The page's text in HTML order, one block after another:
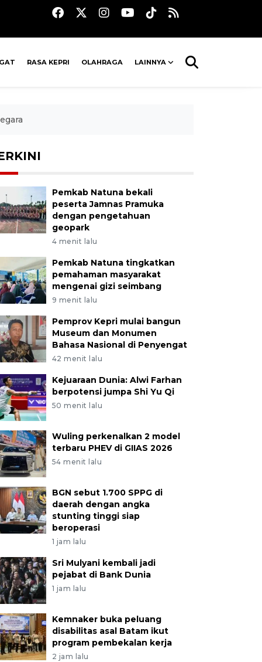
RASA KEPRI OLAHRAGA LAINNYA
Pemkab Natuna bekali
peserta Jamnas Pramuka
dengan pengetahuan
geopark
4 menit lalu
Pemkab Natuna tingkatkan
pemahaman masyarakat
mengenai gizi seimbang
9 menit lalu
Pemprov Kepri mulai bangun
Museum dan Monumen
Bahasa Nasional di Penyengat
42 menit lalu
Kejuaraan Dunia: Alwi Farhan
berpotensi jumpa Shi Yu Qi
50 menit lalu
Wuling perkenalkan 2 model
terbaru PHEV di GIIAS 2026
54 menit lalu
BGN sebut 1.700 SPPG di
daerah dengan angka
stunting tinggi siap
beroperasi
1 jam lalu
Sri Mulyani kembali jadi
pejabat di Bank Dunia
1 jam lalu
Kemnaker buka peluang
disabilitas asal Batam ikut
program pembekalan kerja
2 jam lalu